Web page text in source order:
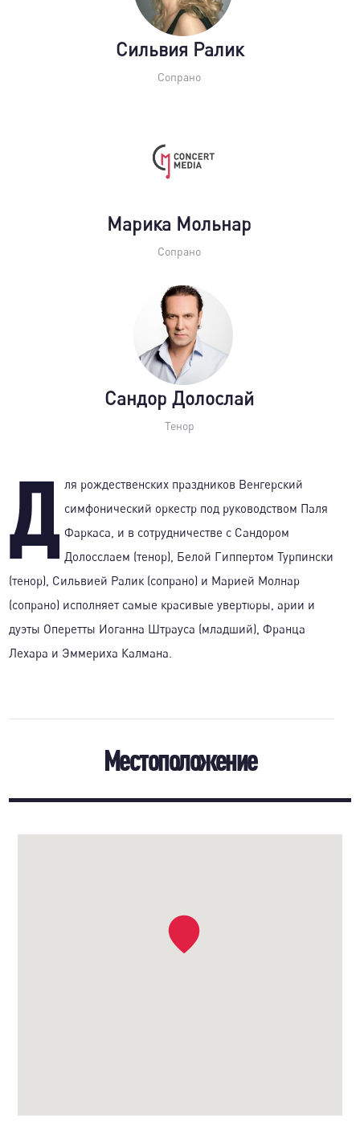
Для рождественских праздников Венгерский
симфонический оркестр под руководством Паля
Фаркаса, и в сотрудничестве с Сандором
Долосслаем (тенор), Белой Гиппертом Турпински
(тенор), Сильвией Ралик (сопрано) и Марией Молнар
(сопрано) исполняет самые красивые увертюры, арии и
дуэты Оперетты Иоганна Штрауса (младший), Франца
Лехара и Эммериха Калмана.
Сильвия Ралик
Сопрано
Марика Мольнар
Сопрано
Сандор Долослай
Тенор
Местоположение